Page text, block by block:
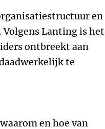
en
Lanting is het
ontbreekt aan
te
en hoe van